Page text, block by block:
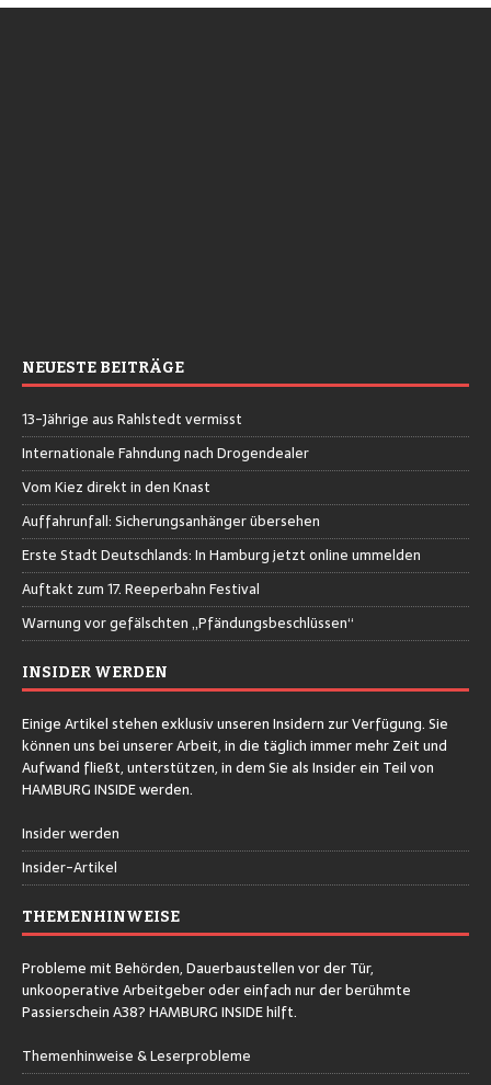
NEUESTE BEITRÄGE
13-Jährige aus Rahlstedt vermisst
Internationale Fahndung nach Drogendealer
Vom Kiez direkt in den Knast
Auffahrunfall: Sicherungsanhänger übersehen
Erste Stadt Deutschlands: In Hamburg jetzt online ummelden
Auftakt zum 17. Reeperbahn Festival
Warnung vor gefälschten „Pfändungsbeschlüssen“
INSIDER WERDEN
Einige Artikel stehen exklusiv unseren Insidern zur Verfügung. Sie
können uns bei unserer Arbeit, in die täglich immer mehr Zeit und
Aufwand fließt, unterstützen, in dem Sie als Insider ein Teil von
HAMBURG INSIDE werden.
Insider werden
Insider-Artikel
THEMENHINWEISE
Probleme mit Behörden, Dauerbaustellen vor der Tür,
unkooperative Arbeitgeber oder einfach nur der berühmte
Passierschein A38? HAMBURG INSIDE hilft.
Themenhinweise & Leserprobleme